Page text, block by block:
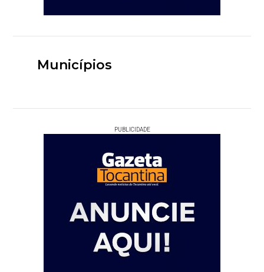
Municípios
PUBLICIDADE